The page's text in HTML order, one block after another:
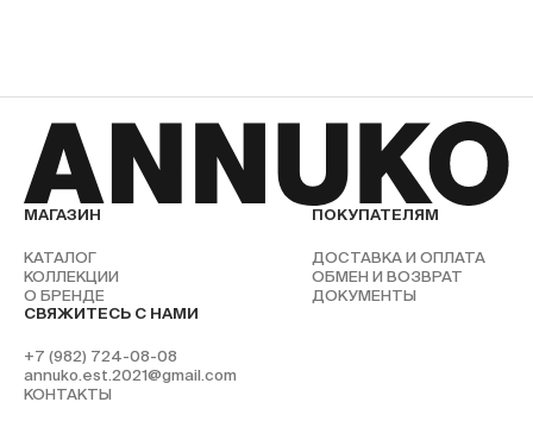
МАГАЗИН
КАТАЛОГ
КОЛЛЕКЦИИ
О БРЕНДЕ
ПОКУПАТЕЛЯМ
ДОСТАВКА И ОПЛАТА
ОБМЕН И ВОЗВРАТ
ДОКУМЕНТЫ
СВЯЖИТЕСЬ С НАМИ
+7 (982) 724-08-08
annuko.est.2021@gmail.com
КОНТАКТЫ